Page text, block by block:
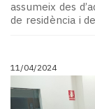
La
Pallars
Contingut
patrocinat
assumeix des
de residència i
11/04/2024